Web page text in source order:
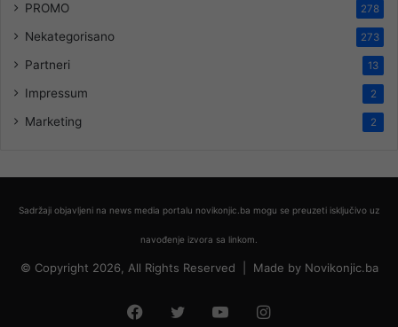
PROMO 278
Nekategorisano 273
Partneri 13
Impressum 2
Marketing 2
Sadržaji objavljeni na news media portalu novikonjic.ba mogu se preuzeti isključivo uz
navođenje izvora sa linkom.
© Copyright 2026, All Rights Reserved | Made by Novikonjic.ba
Facebook
TwitterYouTubeInstagram